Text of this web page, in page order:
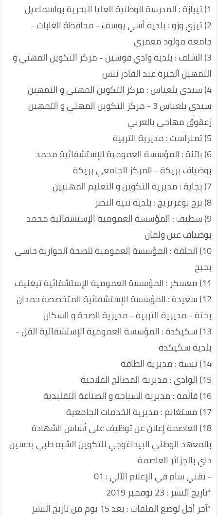
1) تيبازة : المدرسة الوطنية العليا البحرية بواسماعيل
2) تيزي وزو : بلدية أسي يوسف - محافظة الغابات -
جامعة مولود معمري
3) الشلف : بلدية وادي قوسين - مركز التكوين المهني و
التمهين ألجيرة عبد القادر تنس
4) سيدي بلعباس : مركز التكوين المهني و التمهين
سيدي بلعباس 3 - مركز التكوين المهني و التمهين
زعقوق مهاجي بالعربي
5) تمنراست : مديرية التربية
6) باتنة : المؤسسة العمومية الإستشفائية محمد
بوضياف بريكة - المركز الجامعي بريكة
7) بجاية : مديرية التكوين و التعليم المهنيين
8) برج بوعريريج : بلدية ثنية النصر
9) سطيف : المؤسسة العمومية الإستشفائية محمد
بوضياف عين ولمان
10) الجلفة : المؤسسة العمومية للصحة الجوارية حاسي
بحبح
11) معسكر : المؤسسة العمومية الإستشفائية تيغنيف
12) سعيدة : المؤسسة الإستشفائية المتخصصة حمدان
بختة - مديرية التربية - مديرية الصحة و السكان
13) سكيكدة : المؤسسة العمومية الإستشفائية القل -
بلدية سكيكدة
14) تبسة : مديرية الطاقة
15) الوادي : مديرية المصالح الفلاحية
16) قالمة : مديرية السياحة و الصناعة التقليدية
17) مستغانم : مديرية الخدمات الجامعية
18) العاصمة إعلان عن توظيف على أساس الشهادة
بالمعهد الوطني البيداغوجي للتكوين الشبه طبي بحسين
داي بالجزائر العاصمة
- تقني سام في الإعلام الآلي : 01
*تاريخ النشر : 23 نوفمبر 2019
*آخر أجل لوضع الملفات : بعد 15 يوم من تاريخ النشر